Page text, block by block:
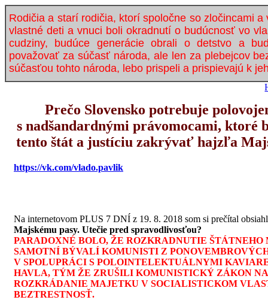
Rodičia a starí rodičia, ktorí spoločne so zločincami
vlastné deti a vnuci boli okradnutí o budúcnosť vo
cudziny, budúce generácie obrali o detstvo a
považovať za súčasť národa, ale len za plebejcov
súčasťou tohto národa, lebo prispeli a prispievajú k
Prečo Slovensko potrebuje
s nadšandardnými právomocami,
tento štát a justíciu zakrývať hajzľa
https://vk.com/vlado.pavlik
Na internetovom PLUS 7 DNÍ z 19. 8. 2018 som si prečítal
Majskému pasy. Utečie pred spravodlivosťou?
PARADOXNÉ BOLO, ŽE ROZKRADNUTIE
SAMOTNÍ BÝVALÍ KOMUNISTI Z
V SPOLUPRÁCI S POLOINTELEKTUÁLNYMI
HAVLA, TÝM ŽE ZRUŠILI KOMUNISTICKÝ ZÁKON
ROZKRÁDANIE MAJETKU V SOCIALISTICKOM
BEZTRESTNOSŤ.